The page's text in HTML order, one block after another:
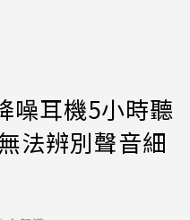
噪耳機5小時聽
法辨別聲音細